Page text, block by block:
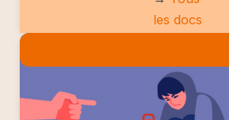
les docs